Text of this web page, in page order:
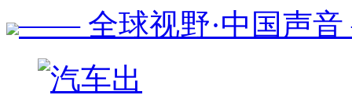
—— 全球视野·中国声